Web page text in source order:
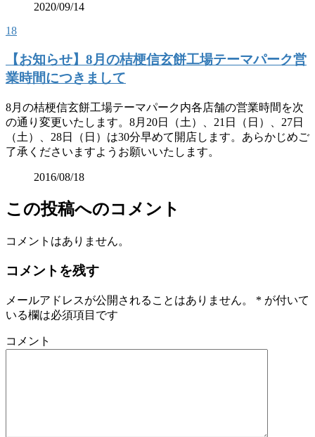
2020/09/14
18
【お知らせ】8月の桔梗信玄餅工場テーマパーク営
業時間につきまして
8月の桔梗信玄餅工場テーマパーク内各店舗の営業時間を次
の通り変更いたします。8月20日（土）、21日（日）、27日
（土）、28日（日）は30分早めて開店します。あらかじめご
了承くださいますようお願いいたします。
2016/08/18
この投稿へのコメント
コメントはありません。
コメントを残す
メールアドレスが公開されることはありません。 * が付いて
いる欄は必須項目です
コメント